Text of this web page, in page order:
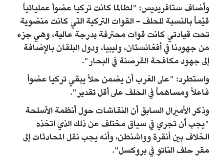
وأضاف ستافريديس: "لطالما كانت تركيا عضواً عملياتياً
قيّماً بالنسبة للحلف - القوات التركية التي كانت منضوية
تحت قيادتي كانت قوات محترفة بدرجة عالية، وهي جزء
من جهودنا في أفغانستان، وليبيا، ودول البلقان بالإضافة
إلى جهود مكافحة القرصنة في البحار".
واستطرد: "على الغرب أن يضمن حلاً يبقي تركيا عضواً
فاعلاً ومساهماً في الحلف على أقل تقدير".
وذكر الأميرال السابق أن النقاشات حول أنظمة الأسلحة
"يجب أن تجري في سياق مختلف عن ذلك الذي اتخذه
الخلاف بين أنقرة وواشنطن، وأنه يجب نقل المحادثات إلى
مقر حلف الناتو في بروكسل".